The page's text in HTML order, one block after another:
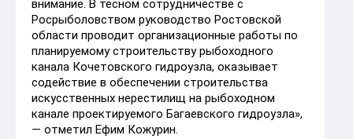
внимание. В тесном сотрудничестве с
Росрыболовством руководство Ростовской
области проводит организационные работы по
планируемому строительству рыбоходного
канала Кочетовского гидроузла, оказывает
содействие в обеспечении строительства
искусственных нерестилищ на рыбоходном
канале проектируемого Багаевского гидроузла»,
— отметил Ефим Кожурин.